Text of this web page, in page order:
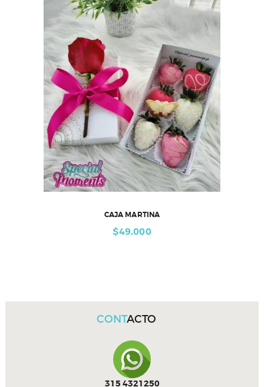
CAJA MARTINA
$49,000
CONTACTO
315 4321250